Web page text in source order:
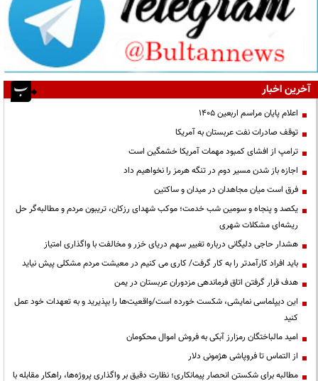
آخرین اخبار
اعلام پایان مراسم اربعین ۱۴۰۵
توقف صادرات نفت عربستان به آمریکا
ترامپ از افشای کمبود مهمات آمریکا خشمگین است
اجازه باز شدن مسیر دوم در تنگه هرمز را نخواهیم داد
فرق است میان مجاهدان در میدان و ساکتین
یکصد و پنجاه و سومین شب خدمت؛ موکب شهدای رزکان، تریبون مردم و مطالبه‌گر حل
ریشه‌ای مشکلات شهری
هشدار حاجی دلیگانی درباره تغییر سهم دریای خزر و مخالفت با واگذاری امتیاز
باید افراد کارآمدتر را به کار گرفت/ کاری می کنیم در معیشت مردم مشکلی پیش نیاید
هدف قرار گرفتن اتاق‌ فرماندهی مزدوران عربستان در یمن
این دیپلماسی نمایشی، شکست خورده است/واقعیت‌ها را بپذیرید و به تعهدات خود عمل
کنید
امید مالباختگان رمزارز آبکی به فروش اموال محکومان
از التماس تا فروپاشی هژمونی دلار
مطالبه برای شکستن انحصار پیمانکاری؛ نظارت دقیق بر واگذاری پروژه‌ها، راهکار مقابله با